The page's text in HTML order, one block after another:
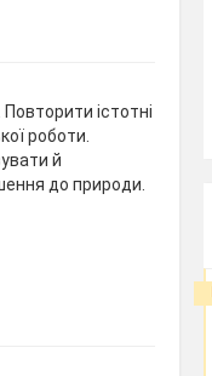
істотні
роботи.
й
до природи.